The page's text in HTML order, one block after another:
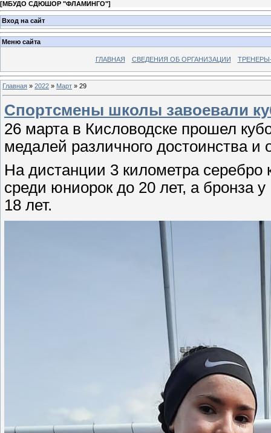
[МБУДО СДЮШОР "ФЛАМИНГО"]
Вход на сайт
Меню сайта
ГЛАВНАЯ СВЕДЕНИЯ ОБ ОРГАНИЗАЦИИ
Главная » 2022 » Март » 29
Спортсмены школы завоевали
26 марта в Кисловодске прошел
медалей различного достоинства
На дистанции 3 километра серебро
среди юниорок до 20 лет, а бронза
18 лет.